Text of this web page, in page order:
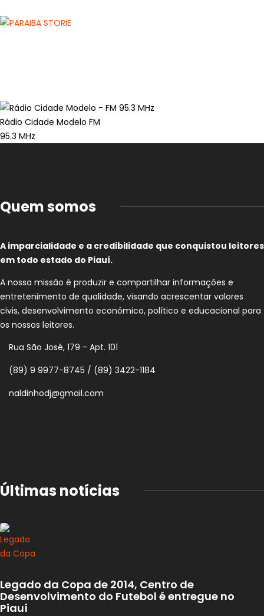
Rádio Cidade Modelo FM
95.3 MHz
Quem somos
A imparcialidade e a credibilidade que conquistou leitores
em todo estado do Piauí.
A nossa missão é produzir e compartilhar informações e
entretenimento de qualidade, visando acrescentar valores
civis, desenvolvimento econômico, político e educacional para
os nossos leitores.
Rua São José, 179 - Apt. 101
(89) 9 9977-8745 / (89) 3422-1184
naldinhodj@gmail.com
Últimas notícias
Legado da Copa de 2014, Centro de
Desenvolvimento do Futebol é entregue no
Piauí